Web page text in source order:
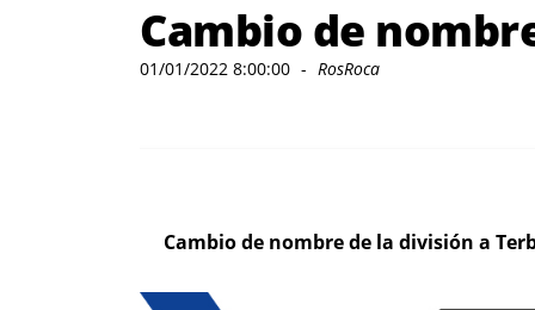
Olympus
Olympus Mini
Elevadores Carga
Cambio de
01/01/2022 8:00:00 - RosRoca
Cambio de nombre de la división a